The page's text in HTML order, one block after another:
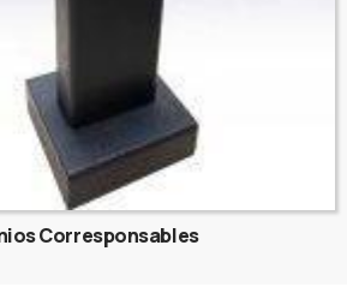
Corresponsables